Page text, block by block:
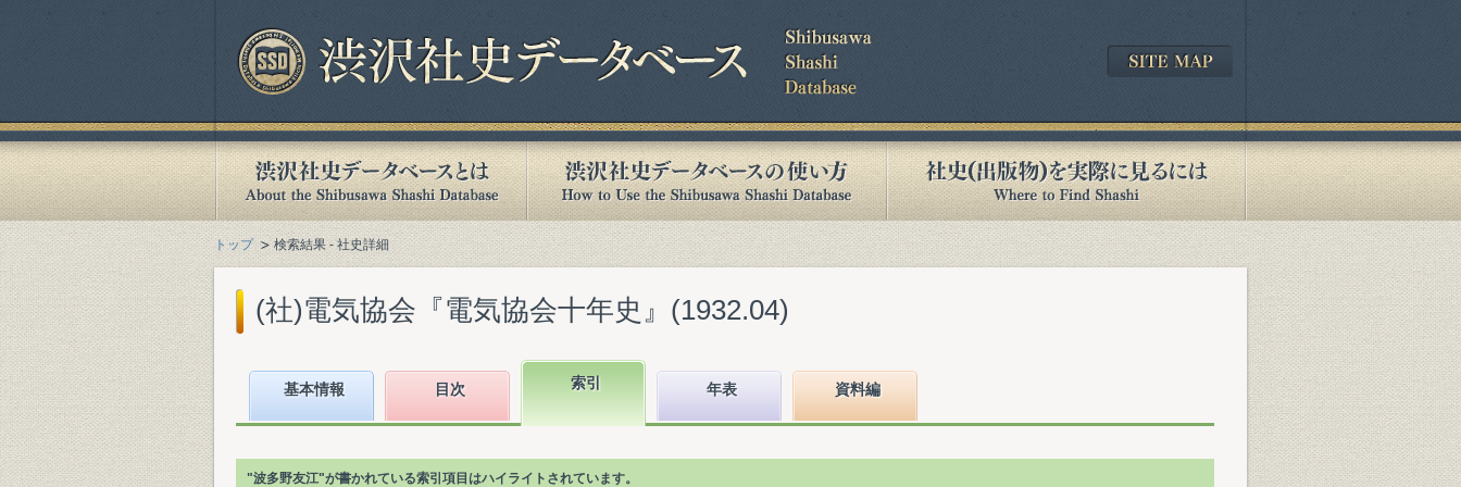
トップ 検索結果 - 社史詳細
(社)電気協会『電気協会十年史』(1932.04)
基本情報 目次 索引 年表 資料編
"波多野友江"が書かれている索引項目はハイライトされています。